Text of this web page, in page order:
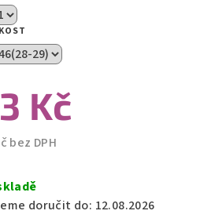
Kč
bez DPH
doručit do: 12.08.2026